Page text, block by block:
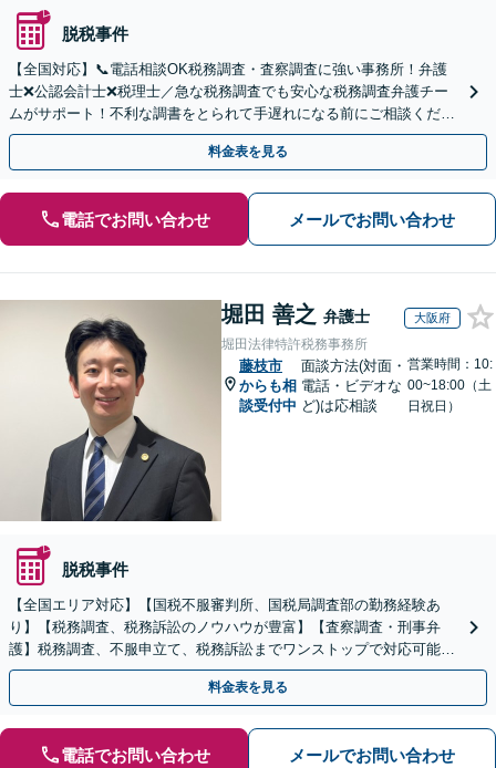
脱税事件
【全国対応】📞電話相談OK税務調査・査察調査に強い事務所！弁護
士❌公認会計士❌税理士／急な税務調査でも安心な税務調査弁護チー
ムがサポート！不利な調書をとられて手遅れになる前にご相談くださ
い。
料金表を見る
電話でお問い合わせ メールでお問い合わせ
堀田 善之 弁護士 大阪府
堀田法律特許税務事務所
藤枝市
からも相
談受付中
面談方法(対面・
電話・ビデオな
ど)は応相談
営業時間：10:
00~18:00（土
日祝日）
脱税事件
【全国エリア対応】【国税不服審判所、国税局調査部の勤務経験あ
り】【税務調査、税務訴訟のノウハウが豊富】【査察調査・刑事弁
護】税務調査、不服申立て、税務訴訟までワンストップで対応可能！
事業承継にも対応【休日・夜間相談可】
料金表を見る
電話でお問い合わせ メールでお問い合わせ